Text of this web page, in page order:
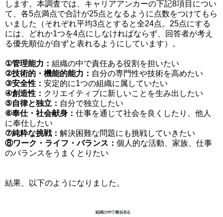
します。本調査では、キャリアアンカーの下記8項目につい
て、各5点満点で合計が25点となるように点数をつけてもら
いました（それぞれ平均3点とすると全24点。25点にする
には、どれか1つを4点にしなければならず、回答者が考え
る優先順位が自ずと表れるようにしています）。
①管理能力： 組織の中で責任ある役割を担いたい
②技術的・機能的能力： 自分の専門性や技術を高めたい
③安全性： 安定的に1つの組織に属していたい
④創造性： クリエイティブに新しいことを生み出したい
⑤自律と独立： 自分で独立したい
⑥奉仕・社会献身： 仕事を通じて社会を良くしたり、他人
に奉仕したい
⑦純粋な挑戦： 解決困難な問題にも挑戦していきたい
⑧ワーク・ライフ・バランス： 個人的な活動、家族、仕事
のバランスをうまくとりたい
結果、以下のようになりました。